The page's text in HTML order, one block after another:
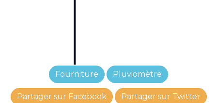
Fourniture Pluviomètre
Partager sur Facebook Partager sur Twitter